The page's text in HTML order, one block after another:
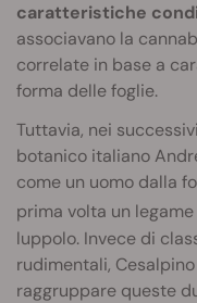
caratteristiche
associavano la
correlate in base a
forma delle foglie.
Tuttavia, nei
botanico italiano
come un uomo dalla
prima volta un
luppolo. Invece di
rudimentali,
raggruppare queste